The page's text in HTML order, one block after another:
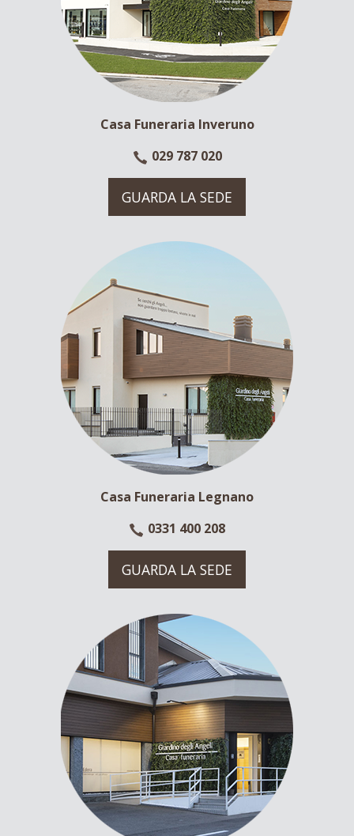
Casa Funeraria Inveruno
029 787 020
GUARDA LA SEDE
Casa Funeraria Legnano
0331 400 208
GUARDA LA SEDE